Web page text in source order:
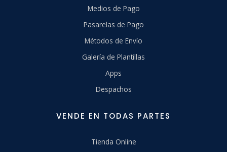
Medios de Pago
Pasarelas de Pago
Métodos de Envío
Galería de Plantillas
Apps
Despachos
VENDE EN TODAS PARTES
Tienda Online